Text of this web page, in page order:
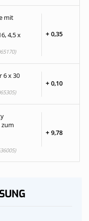
mit
4,5 x
+ 0,35
6 x 30
+ 0,10
zum
+ 9,78